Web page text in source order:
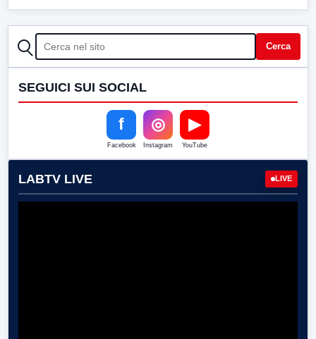
CERCA Cerca
SEGUICI SUI SOCIAL
f
Facebook
◎
Instagram
▶
YouTube
LABTV LIVE LIVE